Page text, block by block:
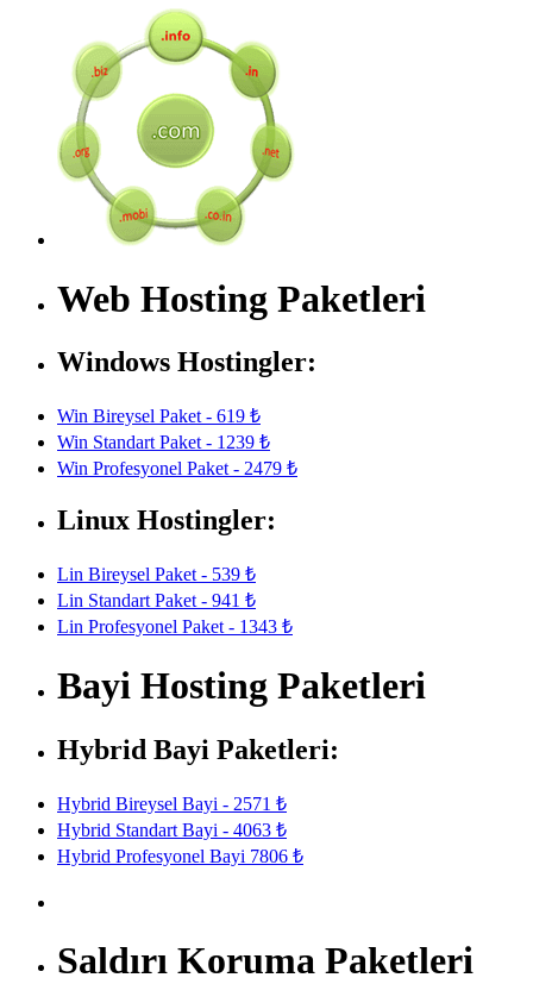
Web Hosting Paketleri
Windows Hostingler:
Win Bireysel Paket - 619 ₺
Win Standart Paket - 1239 ₺
Win Profesyonel Paket - 2479 ₺
Linux Hostingler:
Lin Bireysel Paket - 539 ₺
Lin Standart Paket - 941 ₺
Lin Profesyonel Paket - 1343 ₺
Bayi Hosting Paketleri
Hybrid Bayi Paketleri:
Hybrid Bireysel Bayi - 2571 ₺
Hybrid Standart Bayi - 4063 ₺
Hybrid Profesyonel Bayi 7806 ₺
Saldırı Koruma Paketleri